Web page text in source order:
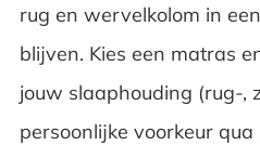
rug en wervelkolom in
blijven. Kies een matras
jouw slaaphouding (rug-,
persoonlijke voorkeur